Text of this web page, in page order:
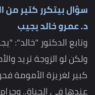
سؤال بيتكرر كتير من
د. عمرو خالد يجيب
وتابع الدكتور "خالد":
ولكن لو الزوجة تريد
كبير لغريزة الأمومة
عندها في الحياة.. وحرام